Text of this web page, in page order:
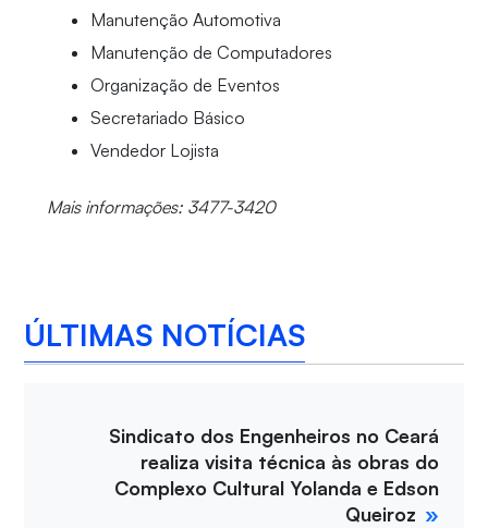
Manutenção Automotiva
Manutenção de Computadores
Organização de Eventos
Secretariado Básico
Vendedor Lojista
Mais informações: 3477-3420
ÚLTIMAS NOTÍCIAS
Sindicato dos Engenheiros no Ceará
realiza visita técnica às obras do
Complexo Cultural Yolanda e Edson
Queiroz